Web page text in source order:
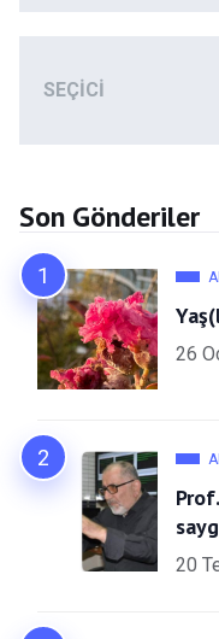
SEÇICI
Son Gönderiler
26
20